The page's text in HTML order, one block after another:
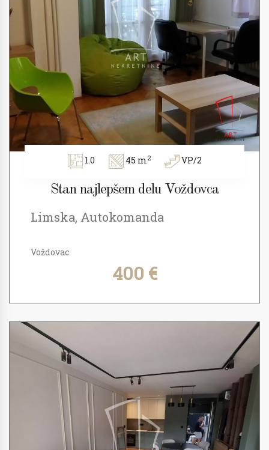
1.0 45 m2 VP/2
Stan najlepšem delu Voždovca
Limska, Autokomanda
Voždovac
400 €